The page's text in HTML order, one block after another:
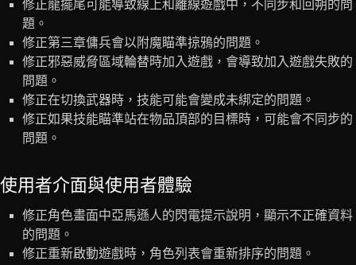
修正龍擺尾可能導致線上和離線遊戲中，不同步和回朔的問
題。
修正第三章傭兵會以附魔瞄準掠鴉的問題。
修正邪惡威脅區域輪替時加入遊戲，會導致加入遊戲失敗的
問題。
修正在切換武器時，技能可能會變成未綁定的問題。
修正如果技能瞄準站在物品頂部的目標時，可能會不同步的
問題。
使用者介面與使用者體驗
修正角色畫面中亞馬遜人的閃電提示說明，顯示不正確資料
的問題。
修正重新啟動遊戲時，角色列表會重新排序的問題。